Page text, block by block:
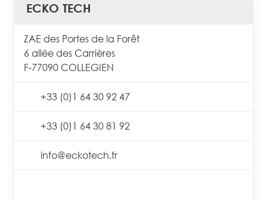
ECKO TECH
ZAE des Portes de la Forêt
6 allée des Carrières
F-77090 COLLEGIEN
+33 (0)1 64 30 92 47
+33 (0)1 64 30 81 92
info@eckotech.fr